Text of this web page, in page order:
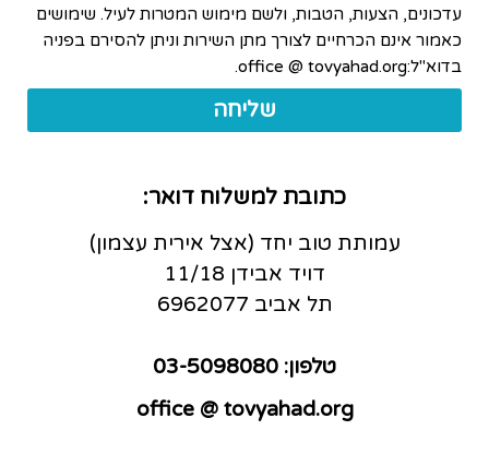
עדכונים, הצעות, הטבות, ולשם מימוש המטרות לעיל. שימושים
כאמור אינם הכרחיים לצורך מתן השירות וניתן להסירם בפניה
בדוא"ל:office @ tovyahad.org.
שליחה
כתובת למשלוח דואר:
עמותת טוב יחד (אצל אירית עצמון)
דויד אבידן 11/18
תל אביב 6962077
טלפון: 03-5098080
office @ tovyahad.org